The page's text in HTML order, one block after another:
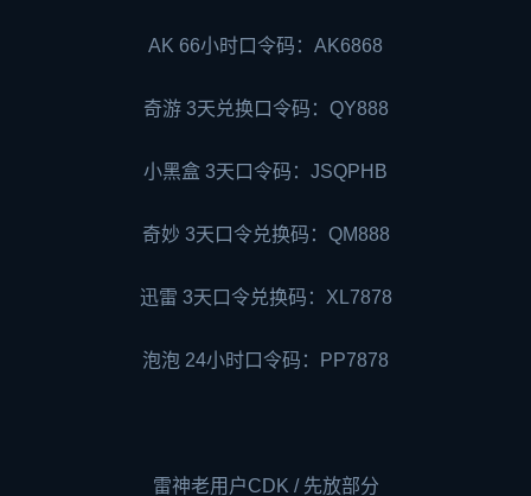
AK 66小时口令码：AK6868
奇游 3天兑换口令码：QY888
小黑盒 3天口令码：JSQPHB
奇妙 3天口令兑换码：QM888
迅雷 3天口令兑换码：XL7878
泡泡 24小时口令码：PP7878
雷神老用户CDK / 先放部分